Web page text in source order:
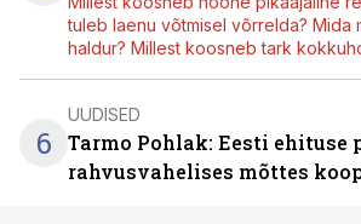
tuleb laenu võtmisel võrrelda? Mida
haldur? Millest koosneb tark
6
UUDISED
Tarmo Pohlak: Eesti ehituse
rahvusvahelises mõttes